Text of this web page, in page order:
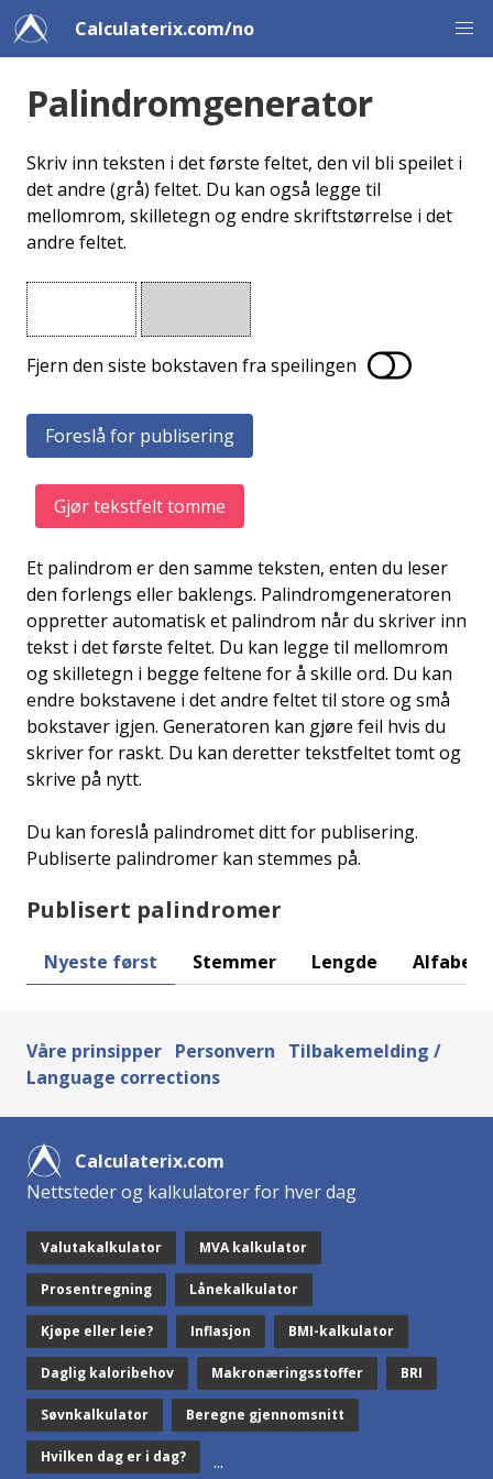
Calculaterix.com/no
Palindromgenerator
Skriv inn teksten i det første feltet, den vil bli speilet i
det andre (grå) feltet. Du kan også legge til
mellomrom, skilletegn og endre skriftstørrelse i det
andre feltet.
Fjern den siste bokstaven fra speilingen
Gjør tekstfelt tomme
Et palindrom er den samme teksten, enten du leser
den forlengs eller baklengs. Palindromgeneratoren
oppretter automatisk et palindrom når du skriver inn
tekst i det første feltet. Du kan legge til mellomrom
og skilletegn i begge feltene for å skille ord. Du kan
endre bokstavene i det andre feltet til store og små
bokstaver igjen. Generatoren kan gjøre feil hvis du
skriver for raskt. Du kan deretter tekstfeltet tomt og
skrive på nytt.
Du kan foreslå palindromet ditt for publisering.
Publiserte palindromer kan stemmes på.
Publisert palindromer
Nyeste først Stemmer Lengde
Våre prinsipper Personvern
Tilbakemelding /
Language corrections
Calculaterix.com
Nettsteder og kalkulatorer for hver dag
Valutakalkulator MVA kalkulator
Prosentregning Lånekalkulator
Kjøpe eller leie? Inflasjon BMI-kalkulator
Daglig kaloribehov Makronæringsstoffer BRI
Søvnkalkulator Beregne gjennomsnitt
Hvilken dag er i dag? ...